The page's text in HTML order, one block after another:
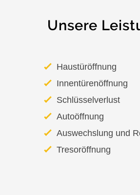
Unsere
Haustüröffnung
Innentürenöffnung
Schlüsselverlust
Autoöffnung
Auswechslung und
Tresoröffnung